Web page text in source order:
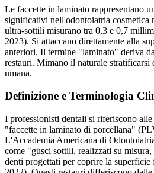
Le faccette in laminato rappresentano
significativi nell'odontoiatria cosmetica
ultra-sottili misurano tra 0,3 e 0,7
2023). Si attaccano direttamente alla
anteriori. Il termine "laminato" deriva
restauri. Mimano il naturale stratificarsi
umana.
Definizione e Terminologia
I professionisti dentali si riferiscono
"faccette in laminato di porcellana"
L'Accademia Americana di
come "gusci sottili, realizzati su
denti progettati per coprire la